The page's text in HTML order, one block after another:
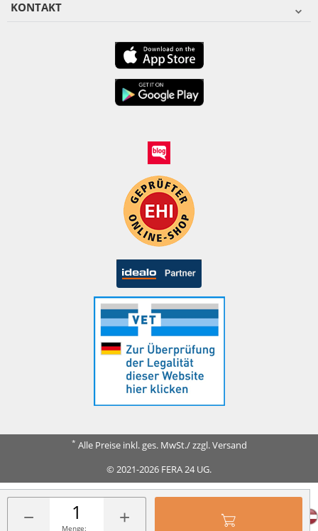
− +
Menge:
KONTAKT
* Alle Preise inkl. ges. MwSt./ zzgl. Versand
© 2021-2026 FERA 24 UG.
FERA INTERNATIONAL: